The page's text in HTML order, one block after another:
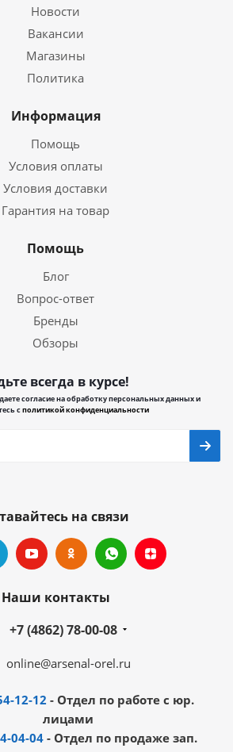
Новости
Вакансии
Магазины
Политика
Информация
Помощь
Условия оплаты
Условия доставки
Гарантия на товар
Помощь
Блог
Вопрос-ответ
Бренды
Обзоры
всегда в курсе!
согласие на обработку персональных данных и
сполитикой конфиденциальности
на связи
Наши контакты
+7 (4862) 78-00-08
online@arsenal-orel.ru
12-12 - Отдел по работе с юр.
лицами
04-04- Отдел по продаже зап.